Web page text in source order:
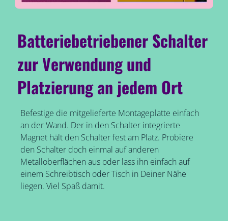
Batteriebetriebener Schalter
zur Verwendung und
Platzierung an jedem Ort
Befestige die mitgelieferte Montageplatte einfach
an der Wand. Der in den Schalter integrierte
Magnet hält den Schalter fest am Platz. Probiere
den Schalter doch einmal auf anderen
Metalloberflächen aus oder lass ihn einfach auf
einem Schreibtisch oder Tisch in Deiner Nähe
liegen. Viel Spaß damit.